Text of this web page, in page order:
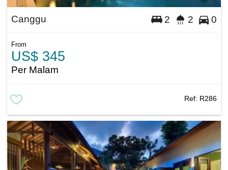
Canggu 2 2 0
From
US$ 345
Per Malam
Ref: R286